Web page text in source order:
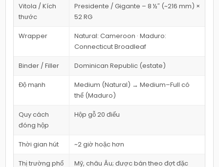
Vitola / Kích
thước
Presidente / Gigante – 8 ½″ (~216 mm) ×
52 RG
Wrapper
Natural: Cameroon · Maduro:
Connecticut Broadleaf
Binder / Filler Dominican Republic (estate)
Độ mạnh
Medium (Natural) → Medium–Full có
thể (Maduro)
Quy cách
đóng hộp
Hộp gỗ 20 điếu
Thời gian hút ~2 giờ hoặc hơn
Thị trường phổ
Mỹ, châu Âu; được bán theo đợt đặc